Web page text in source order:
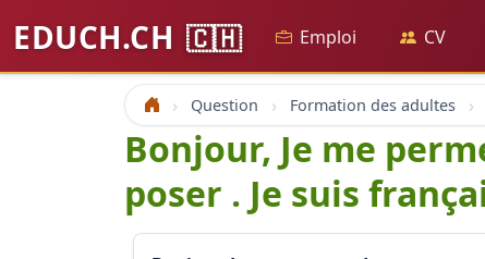
EDUCH.CH 🇨🇭 Emploi CV
Accueil Question Formation des adultes
Bonjour, Je me
poser . Je suis